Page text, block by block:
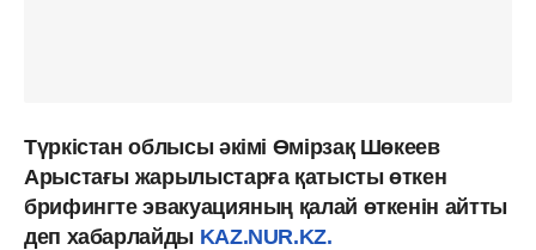
Түркістан облысы әкімі Өмірзақ Шөкеев
Арыстағы жарылыстарға қатысты өткен
брифингте эвакуацияның қалай өткенін айтты
деп хабарлайды KAZ.NUR.KZ.